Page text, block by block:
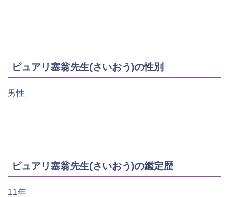
ピュアリ塞翁先生(さいおう)の性別
男性
ピュアリ塞翁先生(さいおう)の鑑定歴
11年